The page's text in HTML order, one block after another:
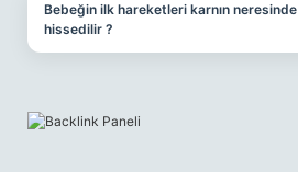
Bebeğin ilk hareketleri karnın neresinde
hissedilir ?